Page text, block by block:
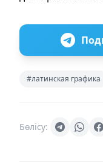
#латинская графика
Бөлісу: